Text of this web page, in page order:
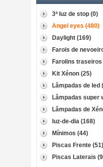
3ª luz de stop (0)
Angel eyes (480)
Daylight (169)
Farois de
Farolins traseiros
Kit Xénon (25)
Lâmpadas de led
Lâmpadas super
Lâmpadas de
luz-de-dia (168)
Mínimos (44)
Piscas Frente (51)
Piscas Laterais